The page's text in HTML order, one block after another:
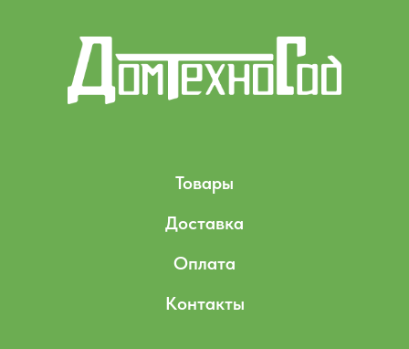
Товары
Доставка
Оплата
Контакты